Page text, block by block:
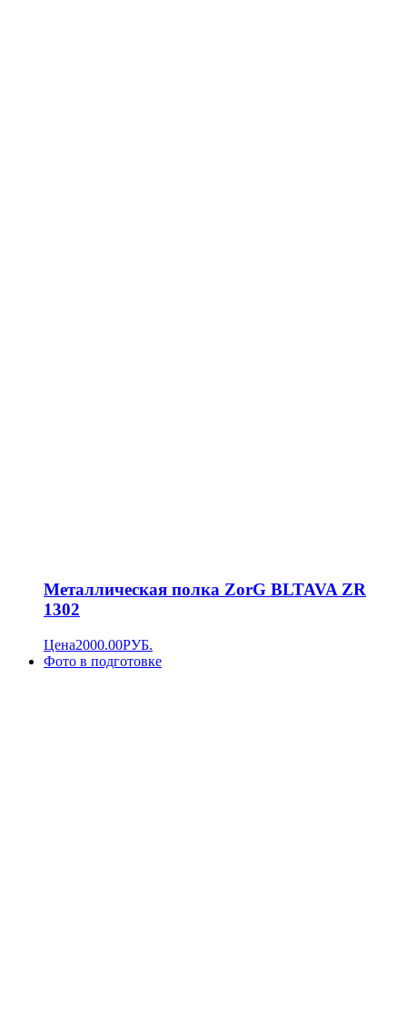
Металлическая полка ZorG BLTAVA ZR
1302
Цена2000.00РУБ.
Фото в подготовке